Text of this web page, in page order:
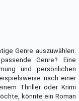
Genre auszuwählen.
Genre? Eine
und persönlichen
nach einer
Thriller oder Krimi
könnte ein Roman